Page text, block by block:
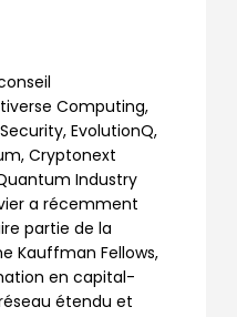
Computing,
EvolutionQ,
Cryptonext
Industry
a récemment
partie de la
Kauffman Fellows,
en capital-
étendu et